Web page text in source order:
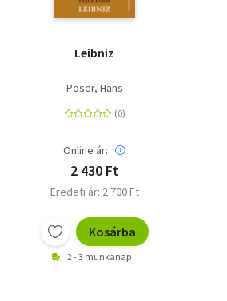
Leibniz
Poser, Hans
Online ár:
2 430 Ft
Eredeti ár: 2 700 Ft
Kosárba
2 - 3 munkanap